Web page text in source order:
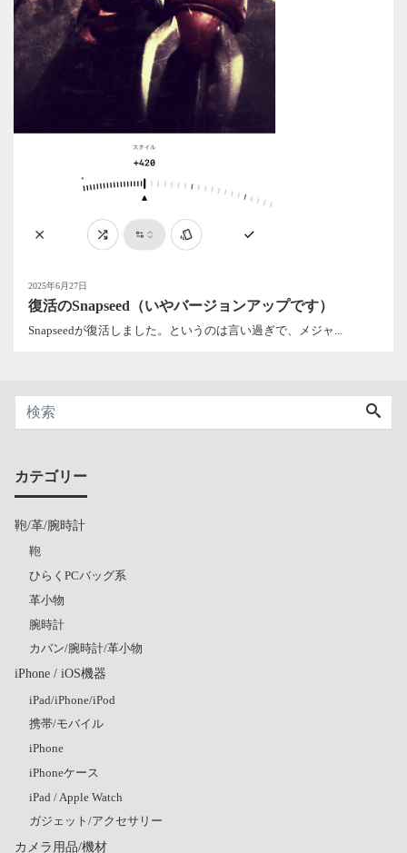
2025年6月27日
復活のSnapseed（いやバージョンアップです）
Snapseedが復活しました。というのは言い過ぎで、メジャ...
カテゴリー
鞄/革/腕時計
鞄
ひらくPCバッグ系
革小物
腕時計
カバン/腕時計/革小物
iPhone / iOS機器
iPad/iPhone/iPod
携帯/モバイル
iPhone
iPhoneケース
iPad / Apple Watch
ガジェット/アクセサリー
カメラ用品/機材